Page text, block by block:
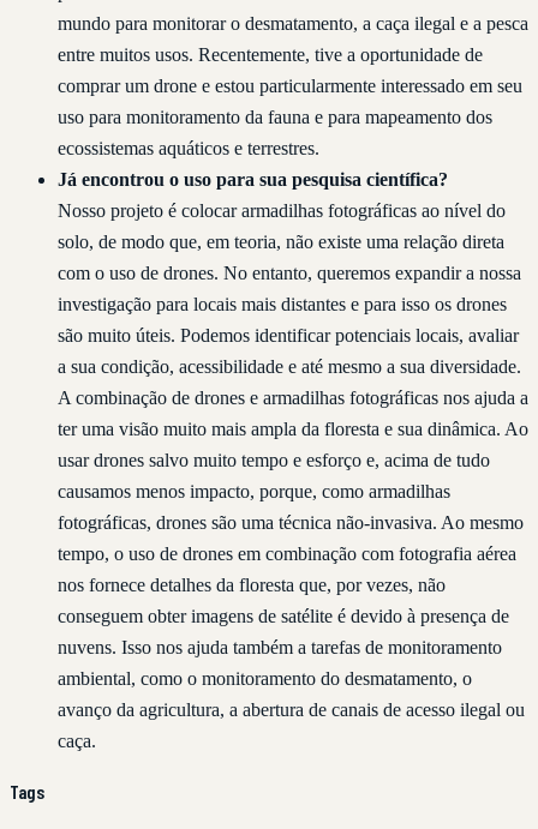
mundo para monitorar o desmatamento, a caça ilegal e a pesca
entre muitos usos. Recentemente, tive a oportunidade de
comprar um drone e estou particularmente interessado em seu
uso para monitoramento da fauna e para mapeamento dos
ecossistemas aquáticos e terrestres.
Já encontrou o uso para sua pesquisa científica?
Nosso projeto é colocar armadilhas fotográficas ao nível do
solo, de modo que, em teoria, não existe uma relação direta
com o uso de drones. No entanto, queremos expandir a nossa
investigação para locais mais distantes e para isso os drones
são muito úteis. Podemos identificar potenciais locais, avaliar
a sua condição, acessibilidade e até mesmo a sua diversidade.
A combinação de drones e armadilhas fotográficas nos ajuda a
ter uma visão muito mais ampla da floresta e sua dinâmica. Ao
usar drones salvo muito tempo e esforço e, acima de tudo
causamos menos impacto, porque, como armadilhas
fotográficas, drones são uma técnica não-invasiva. Ao mesmo
tempo, o uso de drones em combinação com fotografia aérea
nos fornece detalhes da floresta que, por vezes, não
conseguem obter imagens de satélite é devido à presença de
nuvens. Isso nos ajuda também a tarefas de monitoramento
ambiental, como o monitoramento do desmatamento, o
avanço da agricultura, a abertura de canais de acesso ilegal ou
caça.
Tags